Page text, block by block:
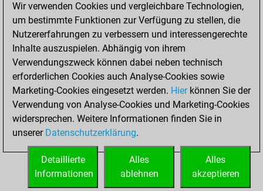
Bauernopfer
0
Matt auf vollem Brett
0
Bauer setzt Matt
Erstickte Matts
Unterverwandlungen
0
Türme auf der siebten
0
STARTSEITE
Wir verwenden Cookies und vergleichbare Technologien,
um bestimmte Funktionen zur Verfügung zu stellen, die
Nutzererfahrungen zu verbessern und interessengerechte
Inhalte auszuspielen. Abhängig von ihrem
Verwendungszweck können dabei neben technisch
erforderlichen Cookies auch Analyse-Cookies sowie
Marketing-Cookies eingesetzt werden. Hierkönnen Sie der
Verwendung von Analyse-Cookies und Marketing-Cookies
widersprechen. Weitere Informationen finden Sie in
unserer Datenschutzerklärung.
Alles
akzeptieren
Alles
ablehnen
Detaillierte
Informationen